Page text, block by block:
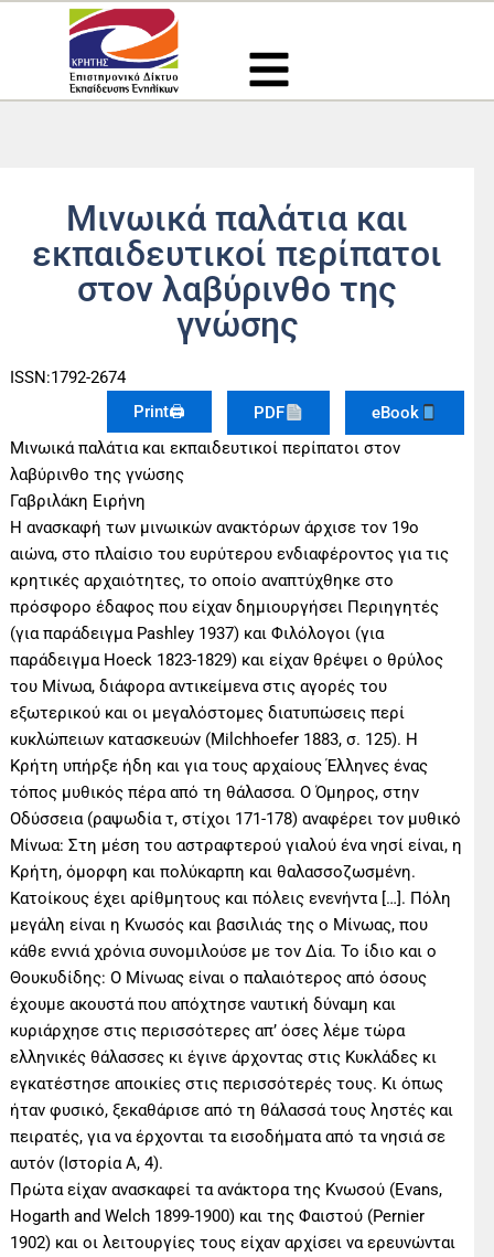
Μετάβαση
περιεχόμενο
Μινωικά παλάτια και
εκπαιδευτικοί περίπατοι
στον λαβύρινθο της
γνώσης
ISSN:1792-2674
Print🖨
PDF
eBook
Μινωικά παλάτια και εκπαιδευτικοί περίπατοι στον
λαβύρινθο της γνώσης
Γαβριλάκη Ειρήνη
Η ανασκαφή των μινωικών ανακτόρων άρχισε τον 19ο
αιώνα, στο πλαίσιο του ευρύτερου ενδιαφέροντος για τις
κρητικές αρχαιότητες, το οποίο αναπτύχθηκε στο
πρόσφορο έδαφος που είχαν δημιουργήσει Περιηγητές
(για παράδειγμα Pashley 1937) και Φιλόλογοι (για
παράδειγμα Hoeck 1823-1829) και είχαν θρέψει ο θρύλος
του Μίνωα, διάφορα αντικείμενα στις αγορές του
εξωτερικού και οι μεγαλόστομες διατυπώσεις περί
κυκλώπειων κατασκευών (Milchhoefer 1883, σ. 125). Η
Κρήτη υπήρξε ήδη και για τους αρχαίους Έλληνες ένας
τόπος μυθικός πέρα από τη θάλασσα. Ο Όμηρος, στην
Οδύσσεια (ραψωδία τ, στίχοι 171-178) αναφέρει τον μυθικό
Μίνωα: Στη μέση του αστραφτερού γιαλού ένα νησί είναι, η
Κρήτη, όμορφη και πολύκαρπη και θαλασσοζωσμένη.
Κατοίκους έχει αρίθμητους και πόλεις ενενήντα […]. Πόλη
μεγάλη είναι η Κνωσός και βασιλιάς της ο Μίνωας, που
κάθε εννιά χρόνια συνομιλούσε με τον Δία. Το ίδιο και ο
Θουκυδίδης: Ο Μίνωας είναι ο παλαιότερος από όσους
έχουμε ακουστά που απόχτησε ναυτική δύναμη και
κυριάρχησε στις περισσότερες απ’ όσες λέμε τώρα
ελληνικές θάλασσες κι έγινε άρχοντας στις Κυκλάδες κι
εγκατέστησε αποικίες στις περισσότερές τους. Κι όπως
ήταν φυσικό, ξεκαθάρισε από τη θάλασσά τους ληστές και
πειρατές, για να έρχονται τα εισοδήματα από τα νησιά σε
αυτόν (Ιστορία Α, 4).
Πρώτα είχαν ανασκαφεί τα ανάκτορα της Κνωσού (Evans,
Hogarth and Welch 1899-1900) και της Φαιστού (Pernier
1902) και οι λειτουργίες τους είχαν αρχίσει να ερευνώνται